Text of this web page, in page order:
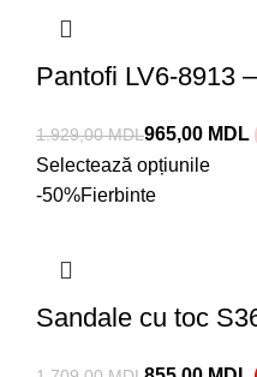
Pantofi LV6-8913
1.929,00MDL965,00 MDL
Selectează opțiunile
-50%Fierbinte
Sandale cu toc